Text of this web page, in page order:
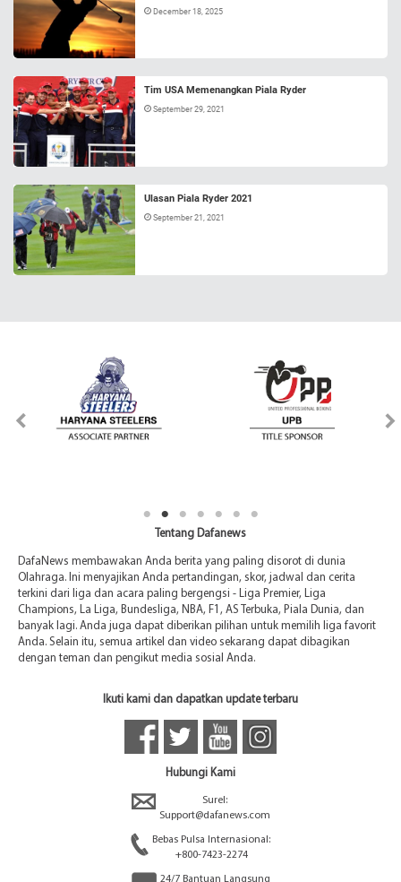
December 18, 2025
Tim USA Memenangkan Piala Ryder
September 29, 2021
Ulasan Piala Ryder 2021
September 21, 2021
Tentang Dafanews
DafaNews membawakan Anda berita yang paling disorot di dunia
Olahraga. Ini menyajikan Anda pertandingan, skor, jadwal dan cerita
terkini dari liga dan acara paling bergengsi - Liga Premier, Liga
Champions, La Liga, Bundesliga, NBA, F1, AS Terbuka, Piala Dunia, dan
banyak lagi. Anda juga dapat diberikan pilihan untuk memilih liga favorit
Anda. Selain itu, semua artikel dan video sekarang dapat dibagikan
dengan teman dan pengikut media sosial Anda.
Ikuti kami dan dapatkan update terbaru
Hubungi Kami
Surel:
Support@dafanews.com
Bebas Pulsa Internasional:
+800-7423-2274
24/7 Bantuan Langsung